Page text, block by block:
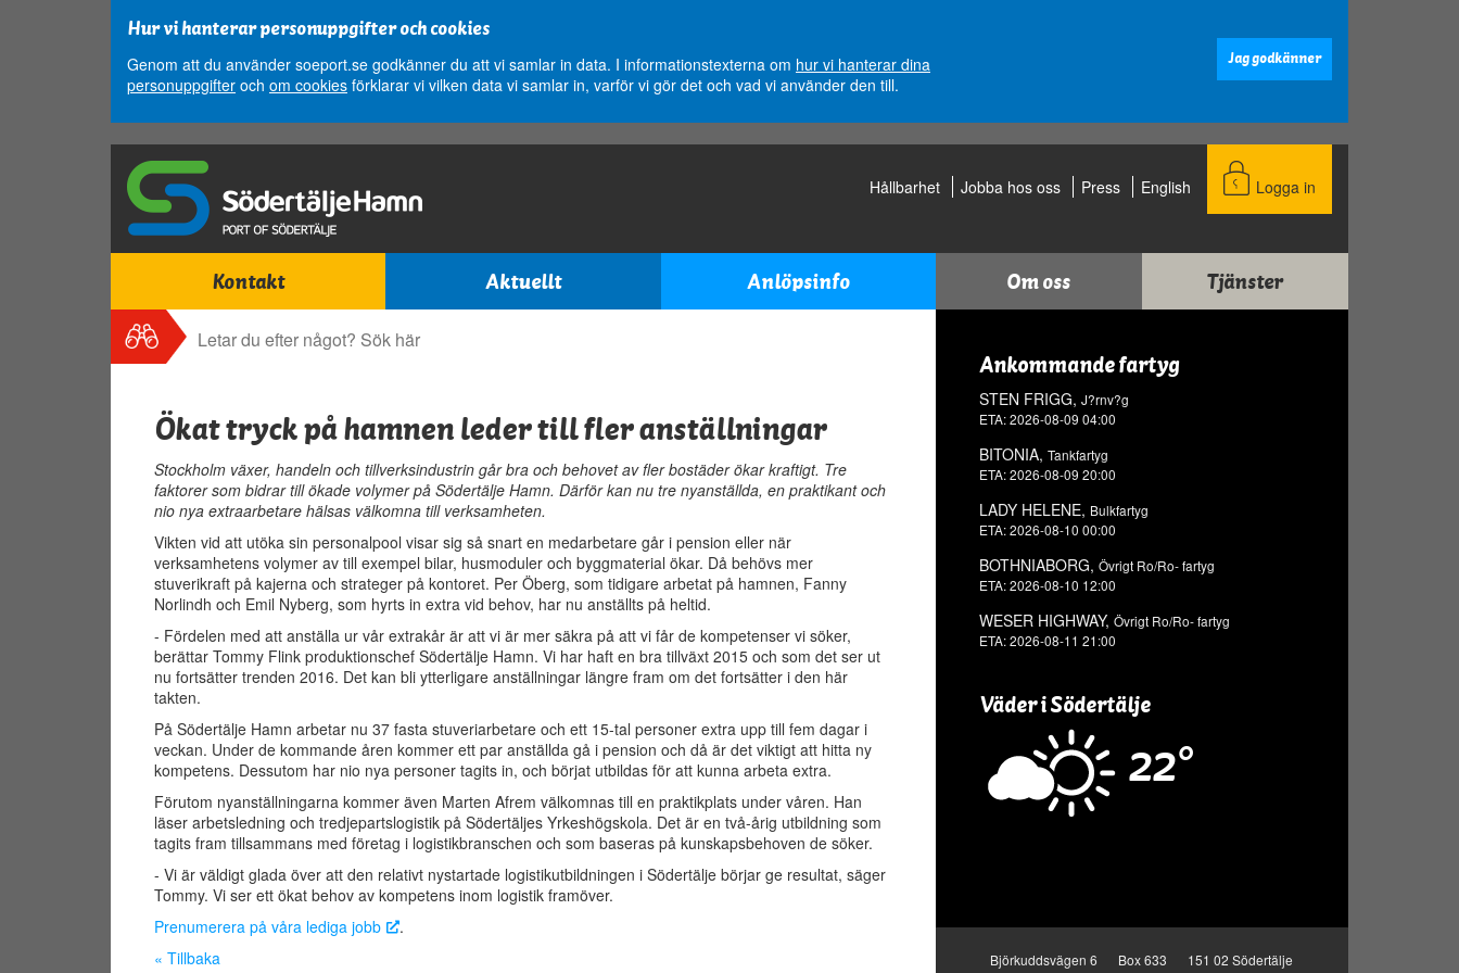
Hur vi hanterar personuppgifter och cookies
Genom att du använder soeport.se godkänner du att vi samlar in data. I informationstexterna om hur vi hanterar dina
personuppgifter och om cookies förklarar vi vilken data vi samlar in, varför vi gör det och vad vi använder den till.
Jag godkänner
Hållbarhet Jobba hos oss Press English Logga in
Kontakt Aktuellt Anlöpsinfo Om oss
Tjänster
Sök
Sök
Ökat tryck på hamnen leder till fler anställningar
Stockholm växer, handeln och tillverksindustrin går bra och behovet av fler bostäder ökar kraftigt. Tre
faktorer som bidrar till ökade volymer på Södertälje Hamn. Därför kan nu tre nyanställda, en praktikant och
nio nya extraarbetare hälsas välkomna till verksamheten.
Vikten vid att utöka sin personalpool visar sig så snart en medarbetare går i pension eller när
verksamhetens volymer av till exempel bilar, husmoduler och byggmaterial ökar. Då behövs mer
stuverikraft på kajerna och strateger på kontoret. Per Öberg, som tidigare arbetat på hamnen, Fanny
Norlindh och Emil Nyberg, som hyrts in extra vid behov, har nu anställts på heltid.
- Fördelen med att anställa ur vår extrakår är att vi är mer säkra på att vi får de kompetenser vi söker,
berättar Tommy Flink produktionschef Södertälje Hamn. Vi har haft en bra tillväxt 2015 och som det ser ut
nu fortsätter trenden 2016. Det kan bli ytterligare anställningar längre fram om det fortsätter i den här
takten.
På Södertälje Hamn arbetar nu 37 fasta stuveriarbetare och ett 15-tal personer extra upp till fem dagar i
veckan. Under de kommande åren kommer ett par anställda gå i pension och då är det viktigt att hitta ny
kompetens. Dessutom har nio nya personer tagits in, och börjat utbildas för att kunna arbeta extra.
Förutom nyanställningarna kommer även Marten Afrem välkomnas till en praktikplats under våren. Han
läser arbetsledning och tredjepartslogistik på Södertäljes Yrkeshögskola. Det är en två-årig utbildning som
tagits fram tillsammans med företag i logistikbranschen och som baseras på kunskapsbehoven de söker.
- Vi är väldigt glada över att den relativt nystartade logistikutbildningen i Södertälje börjar ge resultat, säger
Tommy. Vi ser ett ökat behov av kompetens inom logistik framöver.
Prenumerera på våra lediga jobb
.
« Tillbaka
Ankommande fartyg
STEN FRIGG, J?rnv?g
ETA: 2026-08-09 04:00
BITONIA, Tankfartyg
ETA: 2026-08-09 20:00
LADY HELENE, Bulkfartyg
ETA: 2026-08-10 00:00
BOTHNIABORG, Övrigt Ro/Ro- fartyg
ETA: 2026-08-10 12:00
WESER HIGHWAY, Övrigt Ro/Ro- fartyg
ETA: 2026-08-11 21:00
Väder i Södertälje
22°
Björkuddsvägen 6 Box 633
151 02 Södertälje